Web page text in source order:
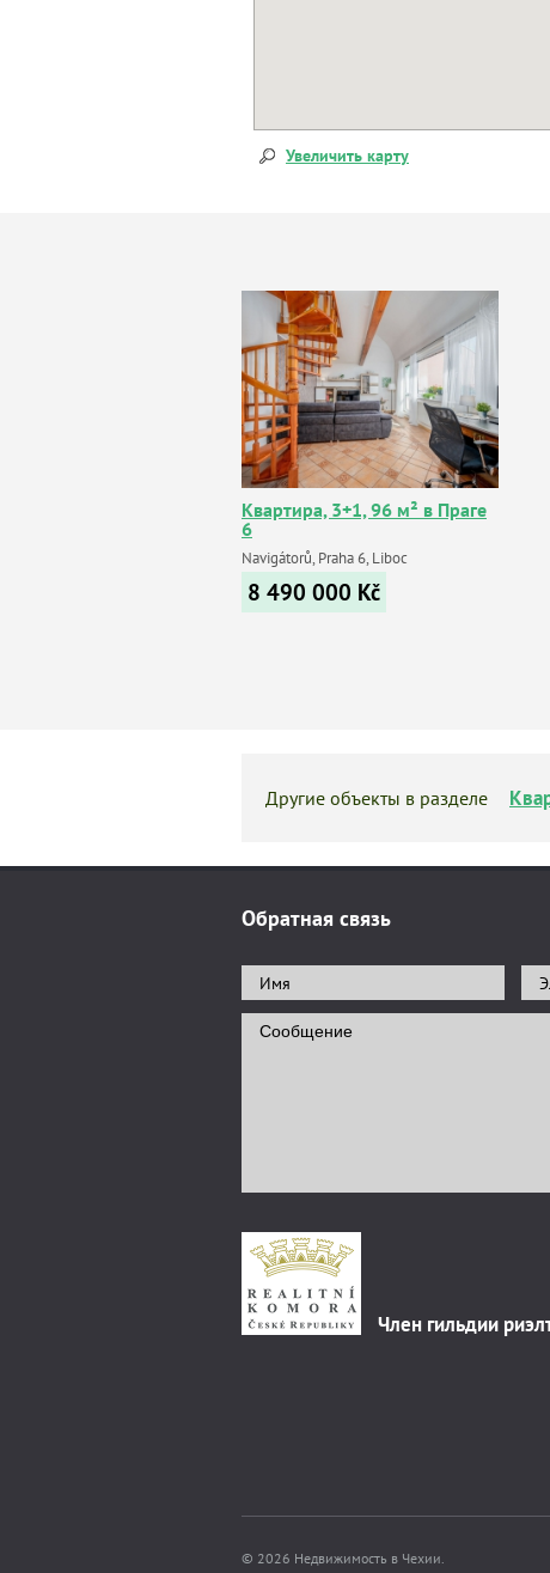
Увеличить карту
Квартира, 3+1, 96 м² в Праге
6
Navigátorů, Praha 6, Liboc
8 490 000 Kč
Другие объекты в разделе
Обратная связь
Член гильдии
© 2026 Недвижимость в Чехии.